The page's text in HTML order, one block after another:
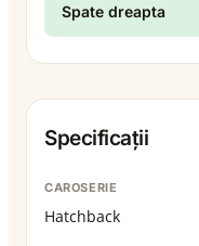
Spate dreapta
Specificații
CAROSERIE
Hatchback